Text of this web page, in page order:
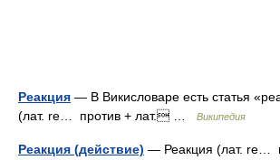
Реакция — В Викисловаре есть статья
(лат. re… против + лат. …
Википедия
Реакция (действие) — Реакция (лат. re…